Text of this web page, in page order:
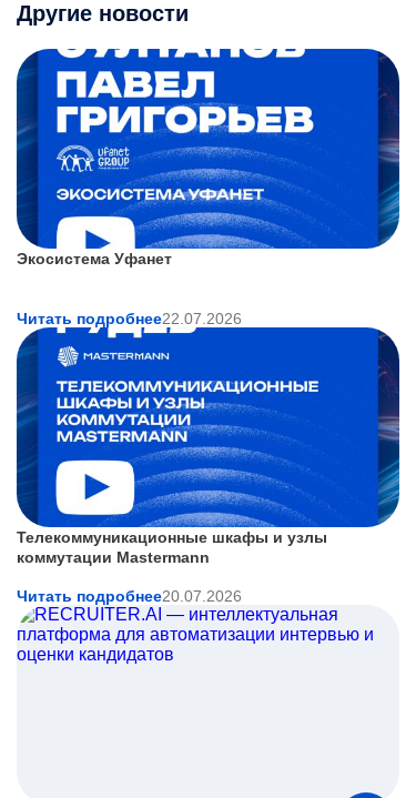
Другие новости
Экосистема Уфанет
Читать подробнее22.07.2026
Телекоммуникационные шкафы и узлы
коммутации Mastermann
Читать подробнее20.07.2026